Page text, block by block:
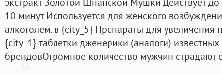
10 минут Используется для женского
алкоголем. в {city_5} Препараты для увеличения
{city_1} таблетки дженерики (аналоги)
брендовОгромное количество мужчин страдают